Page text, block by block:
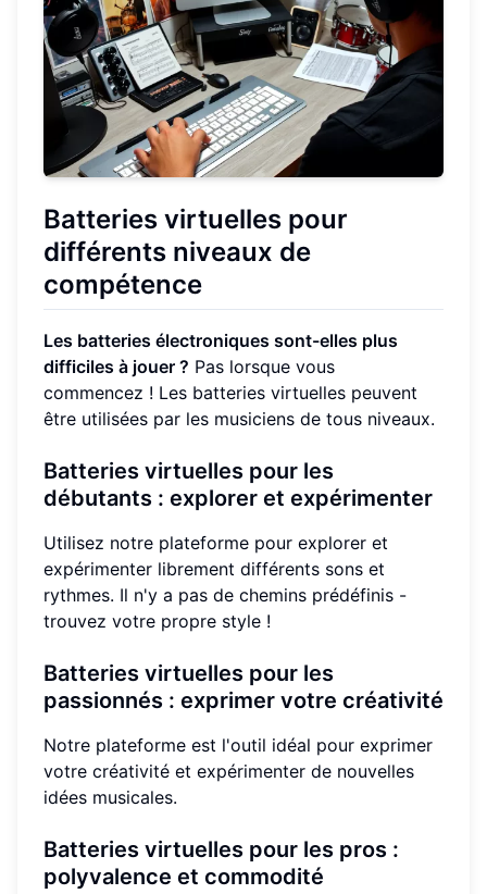
Batteries virtuelles pour
différents niveaux de
compétence
Les batteries électroniques sont-elles plus
difficiles à jouer ? Pas lorsque vous
commencez ! Les batteries virtuelles peuvent
être utilisées par les musiciens de tous niveaux.
Batteries virtuelles pour les
débutants : explorer et expérimenter
Utilisez notre plateforme pour explorer et
expérimenter librement différents sons et
rythmes. Il n'y a pas de chemins prédéfinis -
trouvez votre propre style !
Batteries virtuelles pour les
passionnés : exprimer votre créativité
Notre plateforme est l'outil idéal pour exprimer
votre créativité et expérimenter de nouvelles
idées musicales.
Batteries virtuelles pour les pros :
polyvalence et commodité